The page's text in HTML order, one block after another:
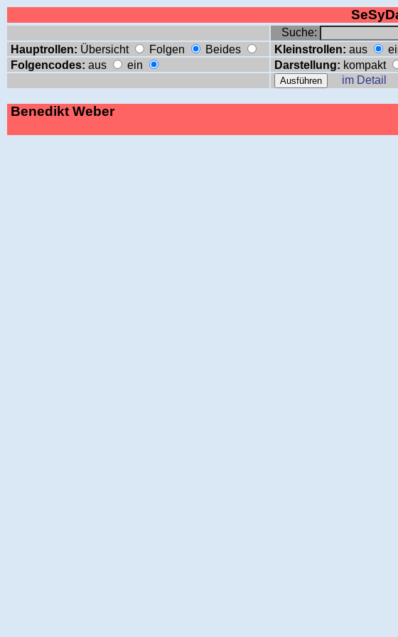
Suche:
Hauptrollen: Übersicht Folgen Beides Kleinstrollen: aus
Folgencodes: aus ein Darstellung: kompakt
im Detail
Benedikt Weber